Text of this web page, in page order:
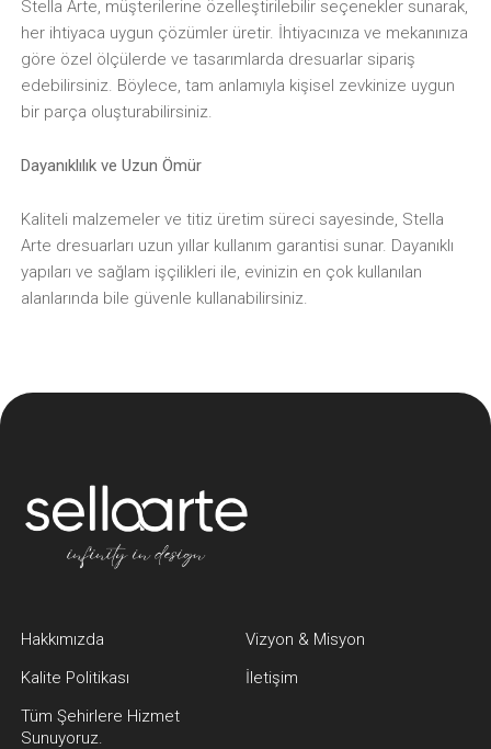
Stella Arte, müşterilerine özelleştirilebilir seçenekler sunarak,
her ihtiyaca uygun çözümler üretir. İhtiyacınıza ve mekanınıza
göre özel ölçülerde ve tasarımlarda dresuarlar sipariş
edebilirsiniz. Böylece, tam anlamıyla kişisel zevkinize uygun
bir parça oluşturabilirsiniz.
Dayanıklılık ve Uzun Ömür
Kaliteli malzemeler ve titiz üretim süreci sayesinde, Stella
Arte dresuarları uzun yıllar kullanım garantisi sunar. Dayanıklı
yapıları ve sağlam işçilikleri ile, evinizin en çok kullanılan
alanlarında bile güvenle kullanabilirsiniz.
Hakkımızda
Vizyon & Misyon
Kalite Politikası
İletişim
Tüm Şehirlere Hizmet
Sunuyoruz.